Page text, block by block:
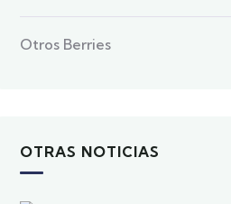
Otros Berries
OTRAS NOTICIAS